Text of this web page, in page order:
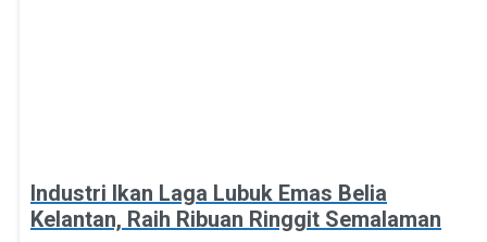
Industri Ikan Laga Lubuk Emas Belia
Kelantan, Raih Ribuan Ringgit Semalaman